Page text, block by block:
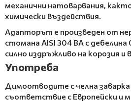
механични натоварвания,
химически въздействия.
Адапторът е произведен от
стомана AISI 304 BA с
силно издръжливо на корозия
Употреба
Димоотводите с челна заварка
съответствие с Европейски и